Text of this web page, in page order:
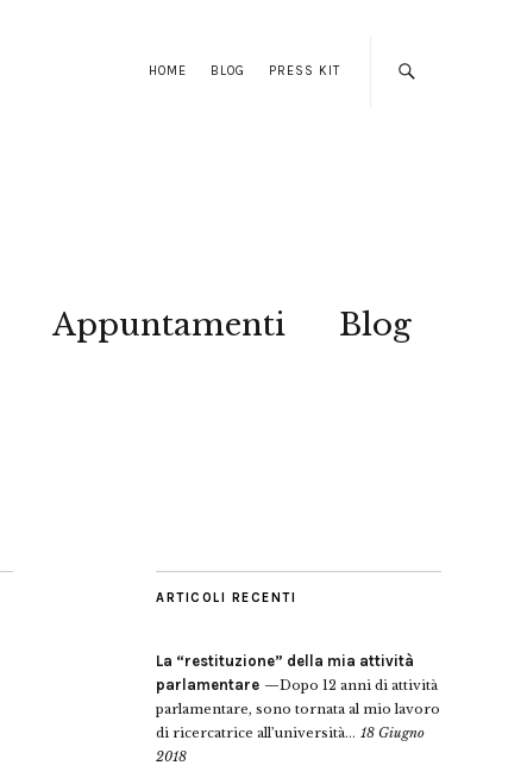
HOME BLOG PRESS KIT
Appuntamenti Blog
ARTICOLI RECENTI
La “restituzione” della mia attività
parlamentare
Dopo 12 anni di attività
parlamentare, sono tornata al mio lavoro
di ricercatrice all’università... 18 Giugno
2018